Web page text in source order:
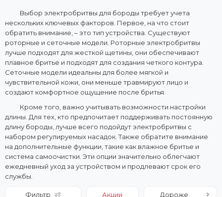
Выбор электробритвы для бороды требует учета
нескольких ключевых факторов. Первое, на что стоит
обратить внимание, – это тип устройства. Существуют
роторные и сеточные модели. Роторные электробритвы
лучше подходят для жесткой щетины, они обеспечивают
плавное бритье и подходят для создания четкого контура.
Сеточные модели идеальны для более мягкой и
чувствительной кожи, они меньше травмируют лицо и
создают комфортное ощущение после бритья.
Кроме того, важно учитывать возможности настройки
длины. Для тех, кто предпочитает поддерживать постоянную
длину бороды, лучше всего подойдут электробритвы с
набором регулируемых насадок. Также обратите внимание
на дополнительные функции, такие как влажное бритье и
система самоочистки. Эти опции значительно облегчают
ежедневный уход за устройством и продлевают срок его
службы.
Фильтр Акции Дороже